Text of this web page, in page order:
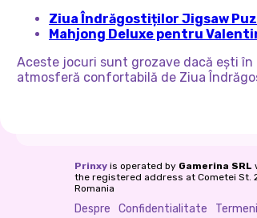
Ziua Îndrăgostiților Jigsaw
Mahjong Deluxe pentru
Aceste jocuri sunt grozave dacă ești
atmosferă confortabilă de Ziua
Prinxyis operated by Gamerina SRL
the registered address at Cometei St.
Romania
Despre Confidentialitate Termeni